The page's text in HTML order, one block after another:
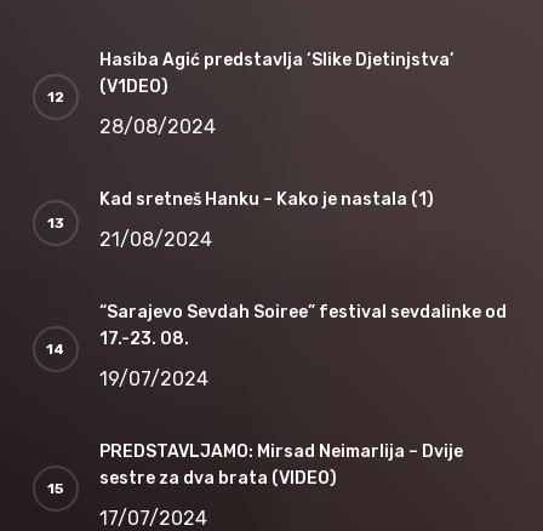
Hasiba Agić predstavlja ‘Slike Djetinjstva’
(V1DEO)
28/08/2024
Kad sretneš Hanku – Kako je nastala (1)
21/08/2024
“Sarajevo Sevdah Soiree” festival sevdalinke od
17.-23. 08.
19/07/2024
PREDSTAVLJAMO: Mirsad Neimarlija – Dvije
sestre za dva brata (VIDEO)
17/07/2024